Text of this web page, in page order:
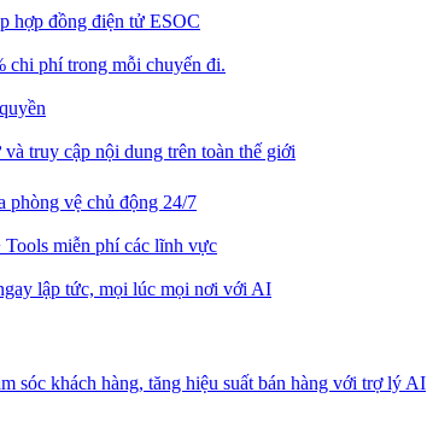
hợp đồng điện tử ESOC
chi phí trong mỗi chuyến đi.
truy cập nội dung trên toàn thế giới
phòng vệ chủ động 24/7
miễn phí các lĩnh vực
lập tức, mọi lúc mọi nơi với AI
sóc khách hàng, tăng hiệu suất bán hàng với trợ lý AI